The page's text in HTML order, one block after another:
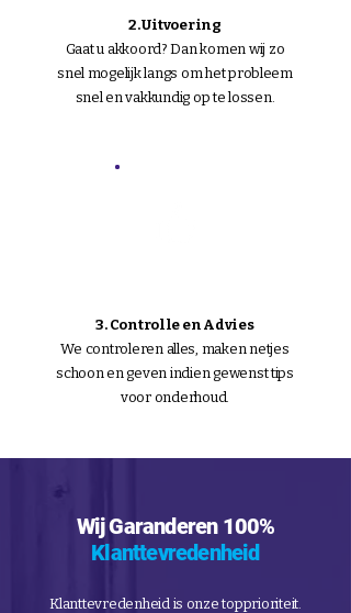
2. Uitvoering
Gaat u akkoord? Dan komen wij zo
snel mogelijk langs om het probleem
snel en vakkundig op te lossen.
3. Controlle en Advies
We controleren alles, maken netjes
schoon en geven indien gewenst tips
voor onderhoud.
Wij Garanderen 100%
Klanttevredenheid
Klanttevredenheid is onze topprioriteit.